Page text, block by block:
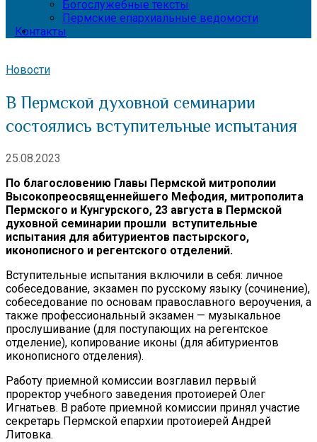
Богослужебные тексты
Пермские епархиальные ведомости
Контакты
Новости
В Пермской духовной семинарии
состоялись вступительные испытания
25.08.2023
По благословению Главы Пермской митрополии
Высокопреосвященнейшего Мефодия, митрополита
Пермского и Кунгурского, 23 августа в Пермской
духовной семинарии прошли вступительные
испытания для абитуриентов пастырского,
иконописного и регентского отделений.
Вступительные испытания включили в себя: личное
собеседование, экзамен по русскому языку (сочинение),
собеседование по основам православного вероучения, а
также профессиональный экзамен — музыкальное
прослушивание (для поступающих на регентское
отделение), копирование иконы (для абитуриентов
иконописного отделения).
Работу приемной комиссии возглавил первый
проректор учебного заведения протоиерей Олег
Игнатьев. В работе приемной комиссии принял участие
секретарь Пермской епархии протоиерей Андрей
Литовка.